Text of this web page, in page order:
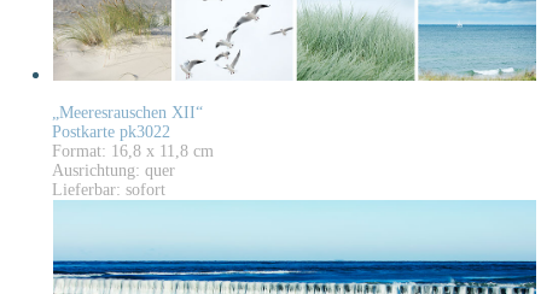
„Meeresrauschen XII“
Postkarte pk3022
Format: 16,8 x 11,8 cm
Ausrichtung: quer
Lieferbar: sofort